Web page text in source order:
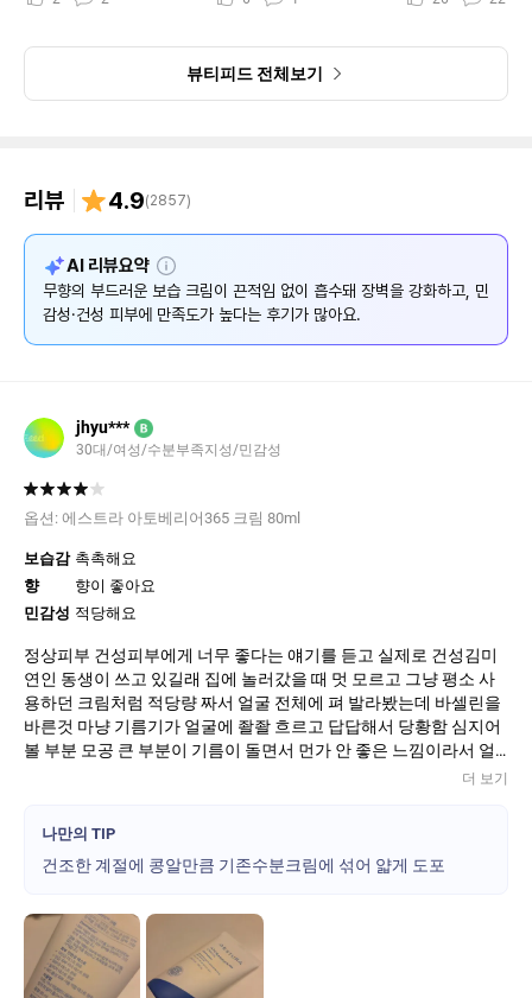
뷰티피드 전체보기
리뷰 4.9(2857)
AI 리뷰요약 설
명
무향의 부드러운 보습 크림이 끈적임 없이 흡수돼 장벽을 강화하고, 민
감성·건성 피부에 만족도가 높다는 후기가 많아요.
jhyu*** B
30대/여성/수분부족지성/민감성
옵션: 에스트라 아토베리어365 크림 80ml
보습감 촉촉해요
향
향이 좋아요
민감성 적당해요
정상피부 건성피부에게 너무 좋다는 얘기를 듣고 실제로 건성김미
연인 동생이 쓰고 있길래 집에 놀러갔을 때 멋 모르고 그냥 평소 사
용하던 크림처럼 적당량 짜서 얼굴 전체에 펴 발라봤는데 바셀린을
바른것 마냥 기름기가 얼굴에 좔좔 흐르고 답답해서 당황함 심지어
볼 부분 모공 큰 부분이 기름이 돌면서 먼가 안 좋은 느낌이라서 얼
른 닦아냈던 기억ㅠ 개복치지성복합지루성겪은 피부는 정상피부인
구도 비슷한 증상이 생기는데 재생크림을 발라야 하는 때에 그럼 어
떻게 발라야 하는가 하면은 기존 사용하던 크림이 콩알정도 섞어서
분 충전 해주고 방어막으로만 발라줘야함 동생은 세안 후 이거 로션
마냥 바로 찹찹 바르던데 내가 그렇게 바르면 바로 원인모를 요철이
우두두 올라오기 때문에 각질제거 잘 된 상태+물타입 콧물타입으로
충분히 피부보습이 된 상태에서 콩알만 섞어 바르기 근데 이 방법도
더 보기
나만의 TIP
건조한 계절에 콩알만큼 기존수분크림에 섞어 얇게 도포